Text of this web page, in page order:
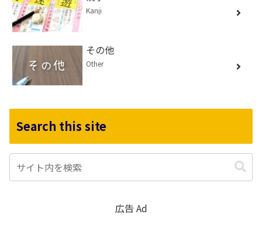
Kanji
その他
Other
Search this site
広告 Ad